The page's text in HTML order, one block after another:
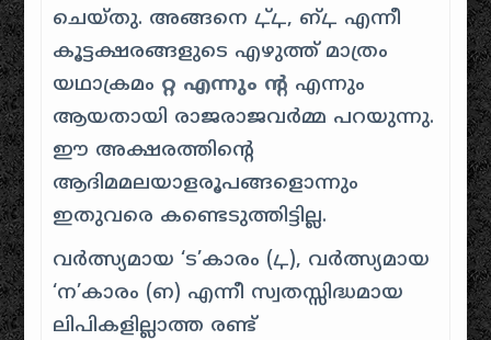
ചെയ്തു. അങ്ങനെ ഺ്ഺ, ഩ്ഺ എന്നീ
കൂട്ടക്ഷരങ്ങളുടെ എഴുത്ത് മാത്രം
യഥാക്രമം റ്റ എന്നും ന്റ എന്നും
ആയതായി രാജരാജവർമ്മ പറയുന്നു.
ഈ അക്ഷരത്തിന്റെ
ആദിമമലയാളരൂപങ്ങളൊന്നും
ഇതുവരെ കണ്ടെടുത്തിട്ടില്ല.
വർത്സ്യമായ ‘ട’കാരം (ഺ), വർത്സ്യമായ
‘ന’കാരം (ഩ) എന്നീ സ്വതസ്സിദ്ധമായ
ലിപികളില്ലാത്ത രണ്ട്